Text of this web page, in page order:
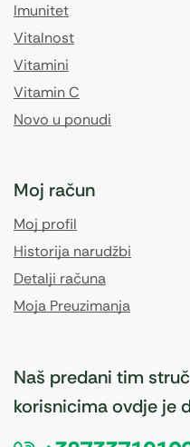
Imunitet
Vitalnost
Vitamini
Vitamin C
Novo u ponudi
Moj račun
Moj profil
Historija narudžbi
Detalji računa
Moja Preuzimanja
Naš predani tim
korisnicima ovdje je